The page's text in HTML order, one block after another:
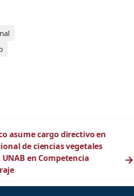
asume cargo directivo en
de ciencias vegetales
en Competencia
→